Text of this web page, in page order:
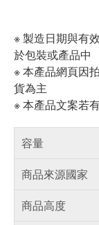
※ 製造日期與有
於包裝或產品中
※ 本產品網頁因
貨為主
※ 本產品文案若
容量
商品來源國家
商品高度